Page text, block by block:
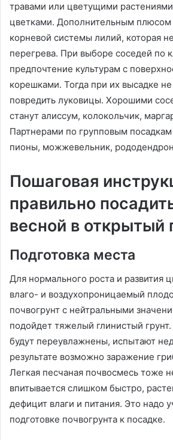
травами или цветущими
цветками. Дополнительным плюсом
корневой системы лилий, которая
перегрева. При выборе соседей по
предпочтение культурам с
корешками. Тогда при их высадке
повредить луковицы. Хорошими
станут алиссум, колокольчик,
Партнерами по групповым
пионы, можжевельник,
Пошаговая
правильно
весной в открытый
Подготовка места
Для нормального роста и развития
влаго- и воздухопроницаемый
почвогрунт с нейтральными
подойдет тяжелый глинистый
будут переувлажнены, испытают
результате возможно заражение
Легкая песчаная почвосмесь тоже
впитывается слишком быстро,
дефицит влаги и питания. Это надо
подготовке почвогрунта к посадке.